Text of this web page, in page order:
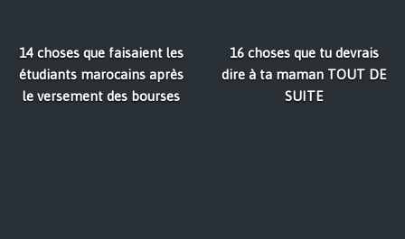
14 choses que faisaient les
étudiants marocains après
le versement des bourses
16 choses que tu devrais
dire à ta maman TOUT DE
SUITE